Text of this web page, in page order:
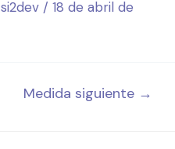
si2dev / 18 de abril de
Medida siguiente →